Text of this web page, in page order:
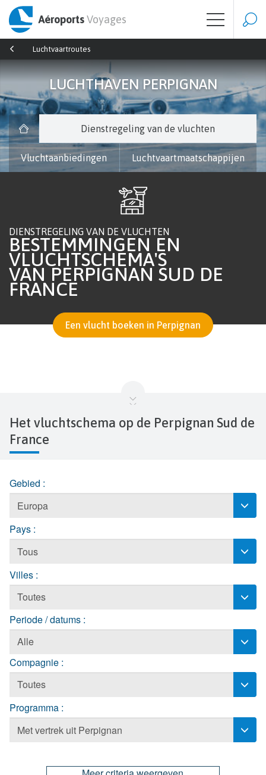
AéroportsVoyages
Luchtvaartroutes
LUCHTHAVEN PERPIGNAN
Dienstregeling van de vluchten
Vluchtaanbiedingen Luchtvaartmaatschappijen
DIENSTREGELING VAN DE VLUCHTEN
BESTEMMINGEN EN
VLUCHTSCHEMA'S
VAN PERPIGNAN SUD DE
FRANCE
Een vlucht boeken in Perpignan
Het vluchtschema op de Perpignan Sud de
France